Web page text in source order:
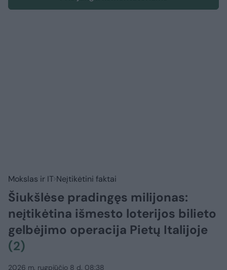
Mokslas ir IT Neįtikėtini faktai
Šiukšlėse pradingęs milijonas:
neįtikėtina išmesto loterijos bilieto
gelbėjimo operacija Pietų Italijoje
(2)
2026 m. rugpjūčio 8 d. 08:38